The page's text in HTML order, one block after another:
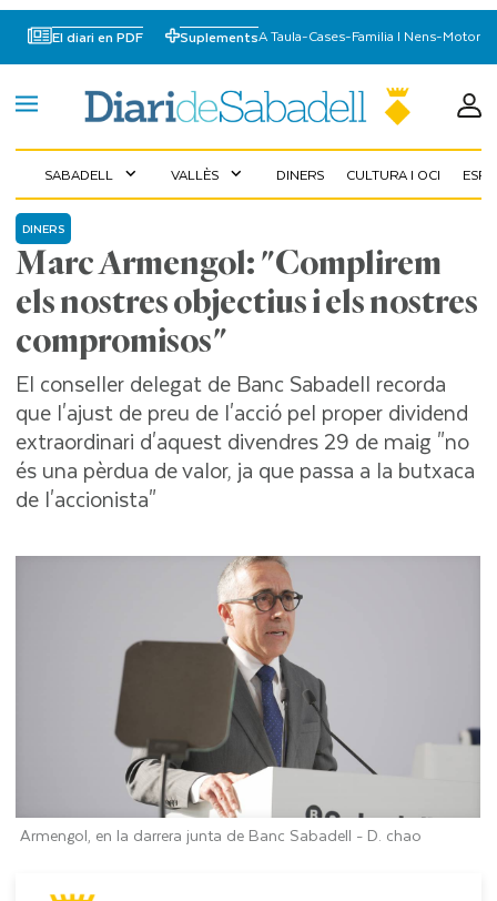
El diari en PDF SuplementsA Taula-Cases-Familia I Nens-Motor
SABADELL expand_more VALLÈS expand_more DINERS CULTURA I OCI
Marc Armengol: "Complirem
els nostres objectius i els nostres
compromisos"
DINERS
El conseller delegat de Banc Sabadell recorda
que l'ajust de preu de l'acció pel proper dividend
extraordinari d'aquest divendres 29 de maig "no
és una pèrdua de valor, ja que passa a la butxaca
de l'accionista"
Armengol, en la darrera junta de Banc Sabadell - D. chao